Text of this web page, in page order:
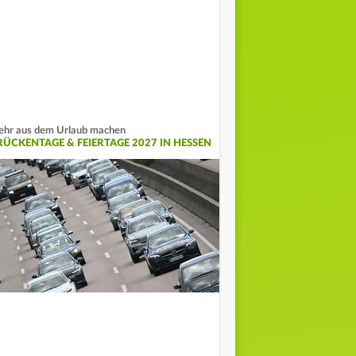
aus dem Urlaub machen
& FEIERTAGE 2027 IN HESSEN